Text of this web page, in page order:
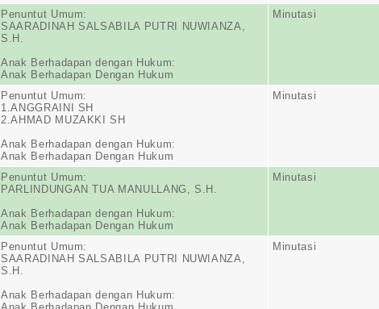
Penuntut Umum:
SAARADINAH SALSABILA PUTRI NUWIANZA,
S.H.
Anak Berhadapan dengan Hukum:
Anak Berhadapan Dengan Hukum
Minutasi
Penuntut Umum:
1.ANGGRAINI SH
2.AHMAD MUZAKKI SH
Anak Berhadapan dengan Hukum:
Anak Berhadapan Dengan Hukum
Minutasi
Penuntut Umum:
PARLINDUNGAN TUA MANULLANG, S.H.
Anak Berhadapan dengan Hukum:
Anak Berhadapan Dengan Hukum
Minutasi
Penuntut Umum:
SAARADINAH SALSABILA PUTRI NUWIANZA,
S.H.
Anak Berhadapan dengan Hukum:
Minutasi